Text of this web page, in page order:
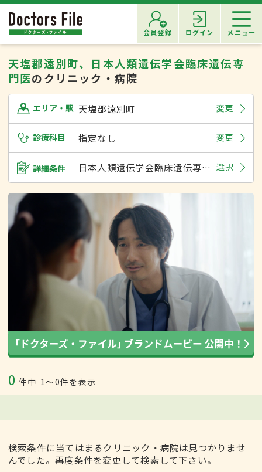
会員登録 ログイン メニュー
天塩郡遠別町、日本人類遺伝学会臨床遺伝専
門医のクリニック・病院
エリア・駅 天塩郡遠別町 変更
診療科目 指定なし 変更
詳細条件 日本人類遺伝学会臨床遺伝専門医 選択
0 件中 1〜0件を表示
検索条件に当てはまるクリニック・病院は見つかりませ
んでした。再度条件を変更して検索して下さい。